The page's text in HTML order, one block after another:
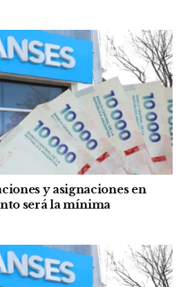
y asignaciones en
será la mínima